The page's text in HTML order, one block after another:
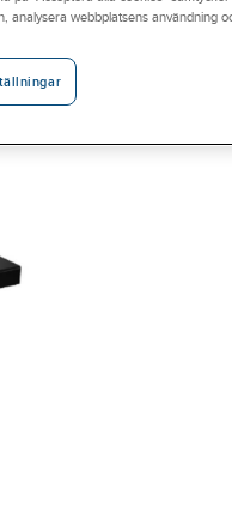
analysera webbplatsens användning